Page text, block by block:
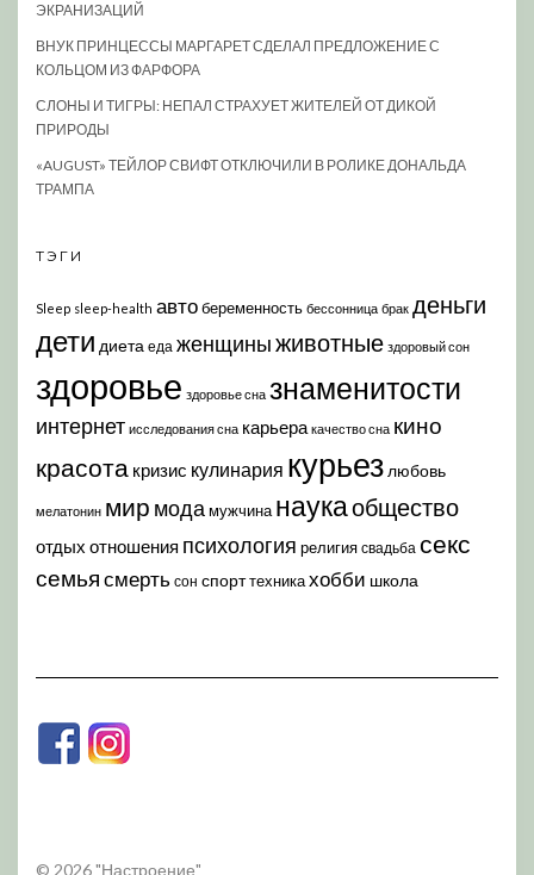
ЭКРАНИЗАЦИЙ
ВНУК ПРИНЦЕССЫ МАРГАРЕТ СДЕЛАЛ ПРЕДЛОЖЕНИЕ С
КОЛЬЦОМ ИЗ ФАРФОРА
СЛОНЫ И ТИГРЫ: НЕПАЛ СТРАХУЕТ ЖИТЕЛЕЙ ОТ ДИКОЙ
ПРИРОДЫ
«AUGUST» ТЕЙЛОР СВИФТ ОТКЛЮЧИЛИ В РОЛИКЕ ДОНАЛЬДА
ТРАМПА
ТЭГИ
Sleep sleep-health автобеременность бессонница брак деньги
дети диета еда женщиныживотные здоровый сон
здоровье здоровье сна знаменитости
интернет исследования сна карьера качество сна кино
красота кризис кулинария курьез любовь
мелатонин мир модамужчина наукаобщество
отдых отношения психология религия свадьба секс
семья смерть сон спорттехникахобби школа
© 2026 "Настроение"